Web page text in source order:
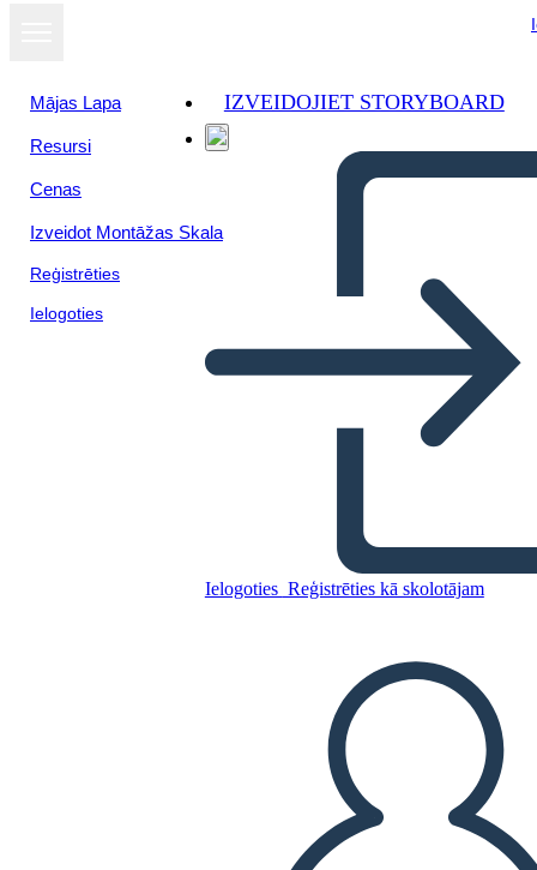
Mājas Lapa
Resursi
Cenas
Izveidot Montāžas Skala
Reģistrēties
Ielogoties
IZVEIDOJIET STORYBOARD
Ielogoties Reģistrēties kā skolotājam
Blank Cell med afsnit
Kopējiet šo stāstu tabulu
IZVEIDOT STĀSTU SHĒMU
IZLASI MAN